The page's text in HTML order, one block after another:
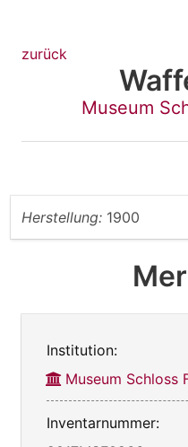
zurück
Museum
Herstellung: 1900
Institution:
Museum Schloss
Inventarnummer: